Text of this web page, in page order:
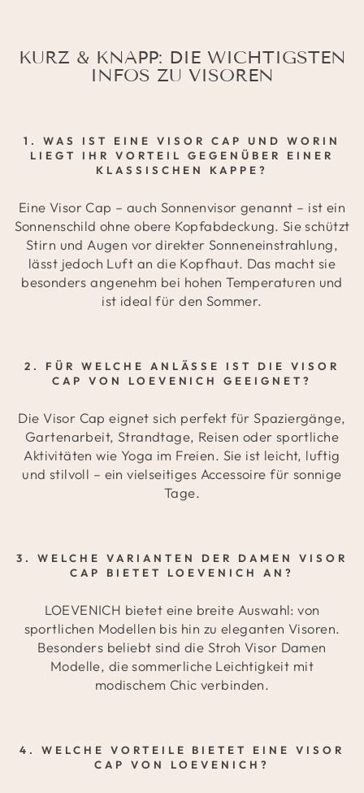
KURZ & KNAPP: DIE WICHTIGSTEN
INFOS ZU VISOREN
1. WAS IST EINE VISOR CAP UND WORIN
LIEGT IHR VORTEIL GEGENÜBER EINER
KLASSISCHEN KAPPE?
Eine Visor Cap – auch Sonnenvisor genannt – ist ein
Sonnenschild ohne obere Kopfabdeckung. Sie schützt
Stirn und Augen vor direkter Sonneneinstrahlung,
lässt jedoch Luft an die Kopfhaut. Das macht sie
besonders angenehm bei hohen Temperaturen und
ist ideal für den Sommer.
2. FÜR WELCHE ANLÄSSE IST DIE VISOR
CAP VON LOEVENICH GEEIGNET?
Die Visor Cap eignet sich perfekt für Spaziergänge,
Gartenarbeit, Strandtage, Reisen oder sportliche
Aktivitäten wie Yoga im Freien. Sie ist leicht, luftig
und stilvoll – ein vielseitiges Accessoire für sonnige
Tage.
3. WELCHE VARIANTEN DER DAMEN VISOR
CAP BIETET LOEVENICH AN?
LOEVENICH bietet eine breite Auswahl: von
sportlichen Modellen bis hin zu eleganten Visoren.
Besonders beliebt sind die Stroh Visor Damen
Modelle, die sommerliche Leichtigkeit mit
modischem Chic verbinden.
4. WELCHE VORTEILE BIETET EINE VISOR
CAP VON LOEVENICH?